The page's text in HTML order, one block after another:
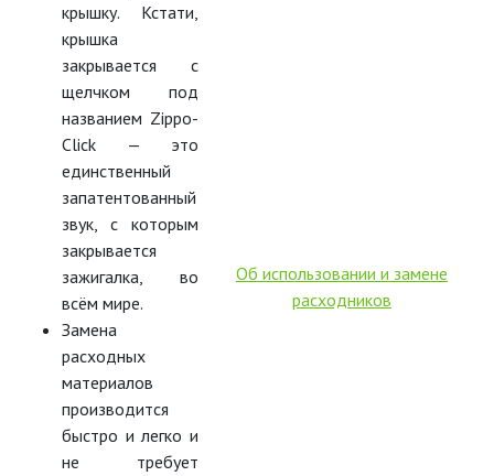
крышку. Кстати,
крышка
закрывается с
щелчком под
названием Zippo-
Click — это
единственный
запатентованный
звук, с которым
закрывается
зажигалка, во
всём мире.
Замена
расходных
материалов
производится
быстро и легко и
не требует
Об использовании и замене
расходников